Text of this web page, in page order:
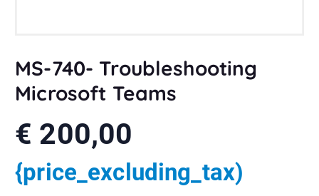
MS-740- Troubleshooting
Microsoft Teams
€ 200,00
{price_excluding_tax)